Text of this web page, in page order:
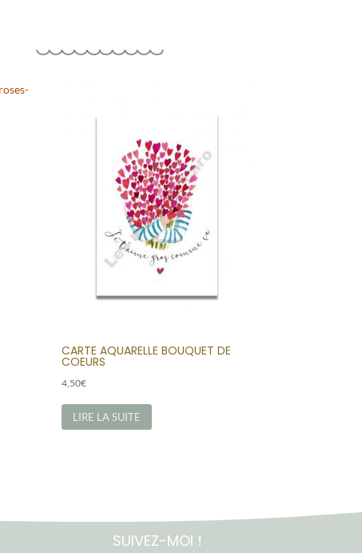
CARTE AQUARELLE BOUQUET DE
COEURS
4,50€
LIRE LA SUITE
SUIVEZ-MOI !